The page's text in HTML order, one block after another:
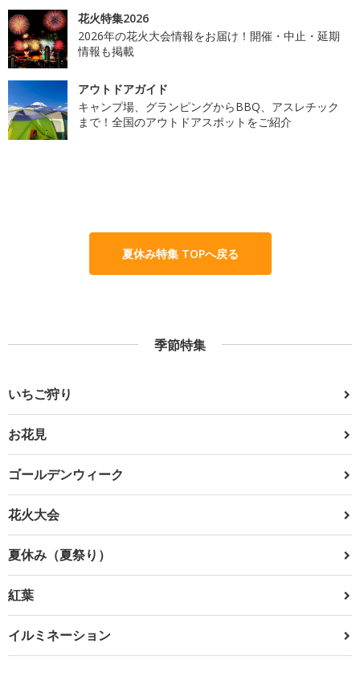
花火特集2026
2026年の花火大会情報をお届け！開催・中止・延期
情報も掲載
アウトドアガイド
キャンプ場、グランピングからBBQ、アスレチック
まで！全国のアウトドアスポットをご紹介
夏休み特集 TOPへ戻る
季節特集
いちご狩り
お花見
ゴールデンウィーク
花火大会
夏休み（夏祭り）
紅葉
イルミネーション